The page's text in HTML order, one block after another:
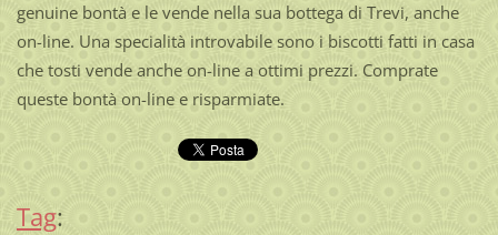
genuine bontà e le vende nella sua bottega di Trevi, anche
on-line. Una specialità introvabile sono i biscotti fatti in casa
che tosti vende anche on-line a ottimi prezzi. Comprate
queste bontà on-line e risparmiate.
Tag: